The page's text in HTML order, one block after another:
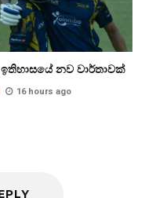
ඉතිහාසයේ නව වාර්තාවක්
16 hours ago